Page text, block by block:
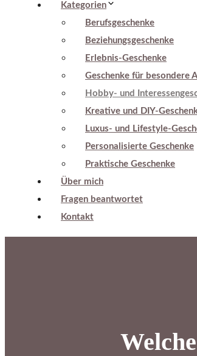
Kategorien
Berufsgeschenke
Beziehungsgeschenke
Erlebnis-Geschenke
Geschenke für besondere
Hobby- und
Kreative und DIY-
Luxus- und Lifestyle-
Personalisierte Geschenke
Praktische Geschenke
Über mich
Fragen beantwortet
Kontakt